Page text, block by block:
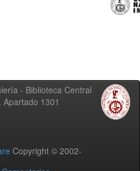
- Biblioteca Central
1301
Copyright © 2002-